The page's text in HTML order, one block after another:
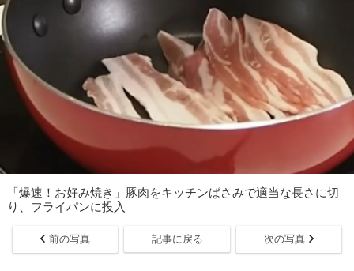
「爆速！お好み焼き」豚肉をキッチンばさみで適当な長さに切
り、フライパンに投入
前の写真 記事に戻る 次の写真